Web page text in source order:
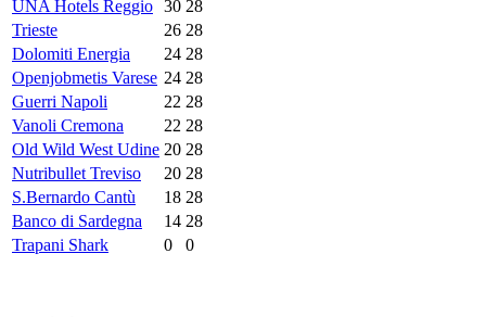
UNA Hotels Reggio 30 28
Trieste
26 28
Dolomiti Energia
24 28
Openjobmetis Varese 24 28
Guerri Napoli
22 28
Vanoli Cremona
22 28
Old Wild West Udine 20 28
Nutribullet Treviso
20 28
S.Bernardo Cantù
18 28
Banco di Sardegna
14 28
Trapani Shark
0 0